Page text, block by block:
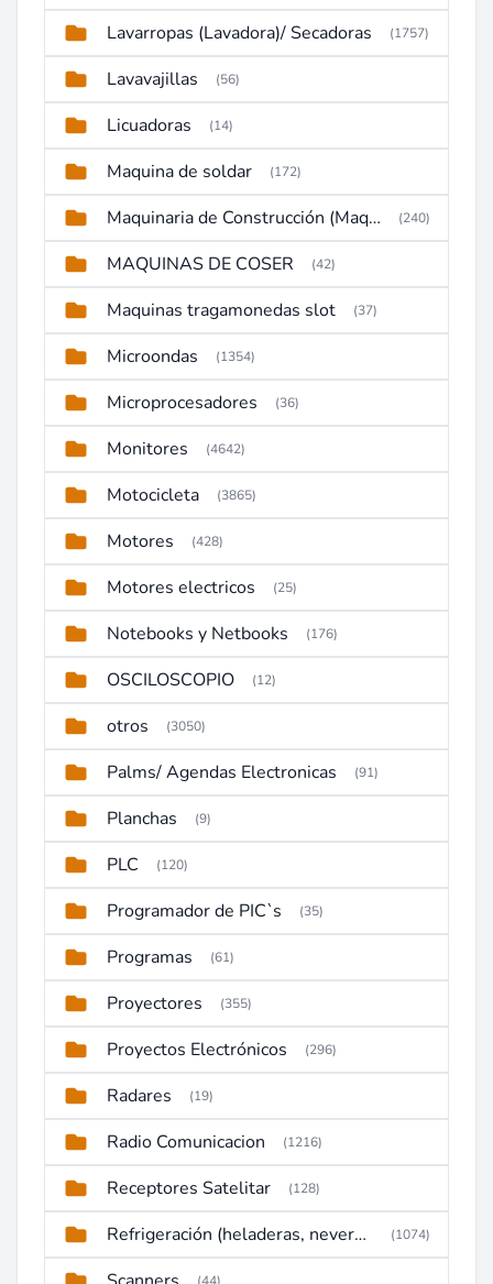
Lavarropas (Lavadora)/ Secadoras (1757)
Lavavajillas (56)
Licuadoras (14)
Maquina de soldar (172)
Maquinaria de Construcción (Maquinaria Pesada) (240)
MAQUINAS DE COSER (42)
Maquinas tragamonedas slot (37)
Microondas (1354)
Microprocesadores (36)
Monitores (4642)
Motocicleta (3865)
Motores (428)
Motores electricos (25)
Notebooks y Netbooks (176)
OSCILOSCOPIO (12)
otros (3050)
Palms/ Agendas Electronicas (91)
Planchas (9)
PLC (120)
Programador de PIC`s (35)
Programas (61)
Proyectores (355)
Proyectos Electrónicos (296)
Radares (19)
Radio Comunicacion (1216)
Receptores Satelitar (128)
Refrigeración (heladeras, neveras, congeladores) (1074)